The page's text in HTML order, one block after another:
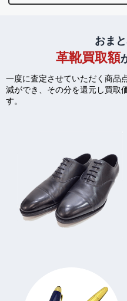
おま
革靴買取額
一度に査定させていただく商品
減ができ、 その分を還元し買取
す。